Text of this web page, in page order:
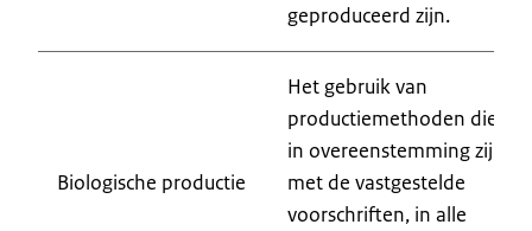
geproduceerd zijn.
Biologische productie
Het gebruik van
productiemethoden die
in overeenstemming zijn
met de vastgestelde
voorschriften, in alle